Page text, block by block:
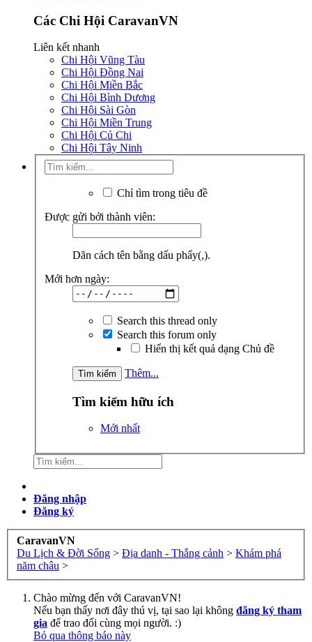
Các Chi Hội CaravanVN
Liên kết nhanh
Chi Hội Vũng Tàu
Chi Hội Đồng Nai
Chi Hội Miền Bắc
Chi Hội Bình Dương
Chi Hội Sài Gòn
Chi Hội Miền Trung
Chi Hội Củ Chi
Chi Hội Tây Ninh
Chỉ tìm trong tiêu đề
Được gửi bởi thành viên:
Dãn cách tên bằng dấu phẩy(,).
Mới hơn ngày:
Search this thread only
Search this forum only
Hiển thị kết quả dạng Chủ đề
Thêm...
Tìm kiếm hữu ích
Mới nhất
Đăng nhập
Đăng ký
CaravanVN
Du Lịch & Đời Sống > Địa danh - Thắng cảnh > Khám phá
năm châu >
Chào mừng đến với CaravanVN!
Nếu bạn thấy nơi đây thú vị, tại sao lại không đăng ký tham
gia để trao đổi cùng mọi người. :)
Bỏ qua thông báo này